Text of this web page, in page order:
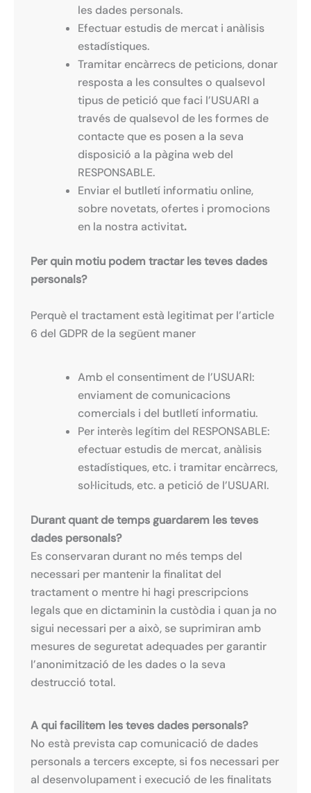
les dades personals.
Efectuar estudis de mercat i anàlisis
estadístiques.
Tramitar encàrrecs de peticions, donar
resposta a les consultes o qualsevol
tipus de petició que faci l’USUARI a
través de qualsevol de les formes de
contacte que es posen a la seva
disposició a la pàgina web del
RESPONSABLE.
Enviar el butlletí informatiu online,
sobre novetats, ofertes i promocions
en la nostra activitat.
Per quin motiu podem tractar les teves dades
personals?
Perquè el tractament està legitimat per l’article
6 del GDPR de la següent maner
Amb el consentiment de l’USUARI:
enviament de comunicacions
comercials i del butlletí informatiu.
Per interès legítim del RESPONSABLE:
efectuar estudis de mercat, anàlisis
estadístiques, etc. i tramitar encàrrecs,
sol·licituds, etc. a petició de l’USUARI.
Durant quant de temps guardarem les teves
dades personals?
Es conservaran durant no més temps del
necessari per mantenir la finalitat del
tractament o mentre hi hagi prescripcions
legals que en dictaminin la custòdia i quan ja no
sigui necessari per a això, se suprimiran amb
mesures de seguretat adequades per garantir
l’anonimització de les dades o la seva
destrucció total.
A qui facilitem les teves dades personals?
No està prevista cap comunicació de dades
personals a tercers excepte, si fos necessari per
al desenvolupament i execució de les finalitats